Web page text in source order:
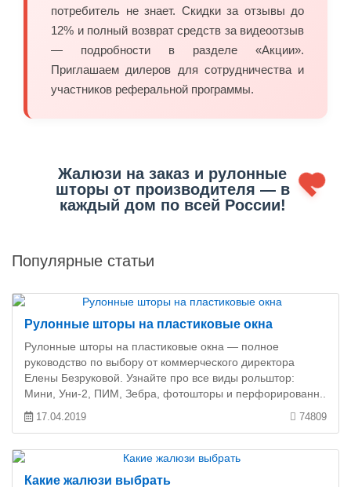
потребитель не знает. Скидки за отзывы до
12% и полный возврат средств за видеоотзыв
— подробности в разделе «Акции».
Приглашаем дилеров для сотрудничества и
участников реферальной программы.
Жалюзи на заказ и рулонные
шторы от производителя — в
каждый дом по всей России!
Популярные статьи
Рулонные шторы на пластиковые окна
Рулонные шторы на пластиковые окна — полное
руководство по выбору от коммерческого директора
Елены Безруковой. Узнайте про все виды рольштор:
Мини, Уни-2, ПИМ, Зебра, фотошторы и перфорированн..
17.04.2019 74809
Какие жалюзи выбрать